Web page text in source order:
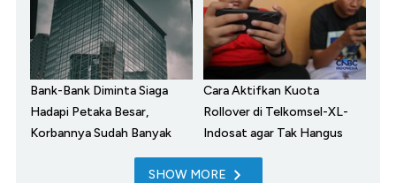
Bank-Bank Diminta Siaga
Hadapi Petaka Besar,
Korbannya Sudah Banyak
Cara Aktifkan Kuota
Rollover di Telkomsel-XL-
Indosat agar Tak Hangus
SHOW MORE